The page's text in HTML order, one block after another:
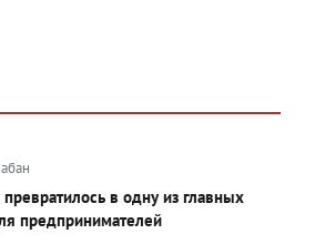
в одну из главных
предпринимателей